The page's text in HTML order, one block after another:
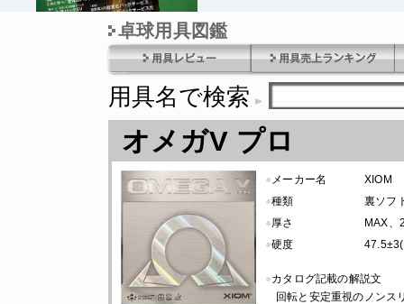
1970年1月01日 発売卓球用具図鑑
用具名で検索
オメガV プロ
● メーカー名
XIOM
●種類
裏ソフ
●厚さ
MAX、
●硬度
●カタログ記載の解説文
回転と安定重視のノンス